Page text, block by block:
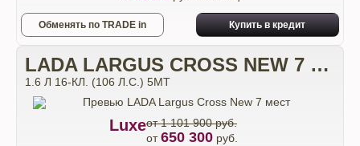
Обменять по TRADE in Купить в кредит
LADA LARGUS CROSS NEW 7 МЕСТ
1.6 Л 16-КЛ. (106 Л.С.) 5МТ
Luxeот 1 101 900 руб.
от650 300 руб.